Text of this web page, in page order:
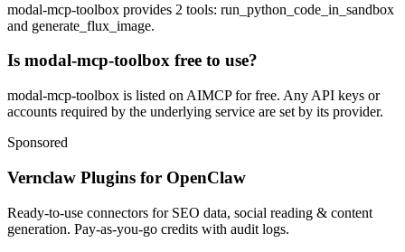
modal-mcp-toolbox provides 2 tools: run_python_code_in_sandbox
and generate_flux_image.
Is modal-mcp-toolbox free to use?
modal-mcp-toolbox is listed on AIMCP for free. Any API keys or
accounts required by the underlying service are set by its provider.
Sponsored
Vernclaw Plugins for OpenClaw
Ready-to-use connectors for SEO data, social reading & content
generation. Pay-as-you-go credits with audit logs.